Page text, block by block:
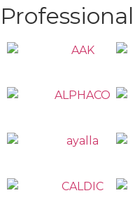
Professional